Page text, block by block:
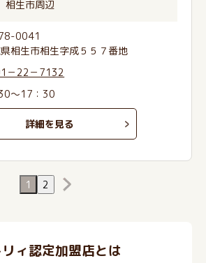
相生市周辺
0041
相生市相生字成５５７番地
－22－7132
～17：30
詳細を見る
1 2
ィ認定加盟店とは